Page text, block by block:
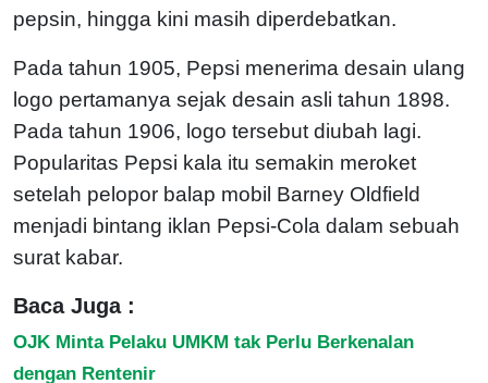
pepsin, hingga kini masih diperdebatkan.
Pada tahun 1905, Pepsi menerima desain ulang
logo pertamanya sejak desain asli tahun 1898.
Pada tahun 1906, logo tersebut diubah lagi.
Popularitas Pepsi kala itu semakin meroket
setelah pelopor balap mobil Barney Oldfield
menjadi bintang iklan Pepsi-Cola dalam sebuah
surat kabar.
Baca Juga :
OJK Minta Pelaku UMKM tak Perlu Berkenalan
dengan Rentenir